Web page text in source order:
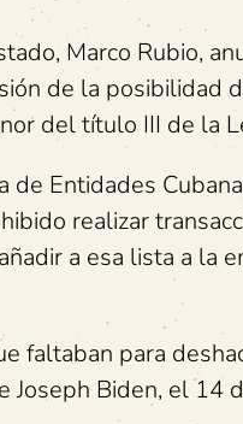
Marco Rubio,
de la posibilidad
del título III de la
Entidades
realizar
a esa lista a la
faltaban para
Biden, el 14